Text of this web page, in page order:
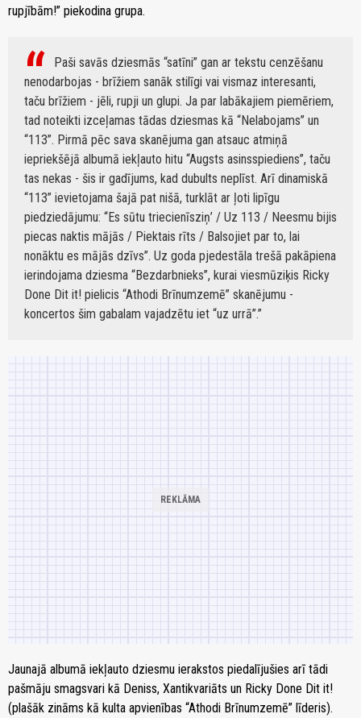
rupjībām!” piekodina grupa.
Paši savās dziesmās “satīni” gan ar tekstu cenzēšanu
nenodarbojas - brīžiem sanāk stilīgi vai vismaz interesanti,
taču brīžiem - jēli, rupji un glupi. Ja par labākajiem piemēriem,
tad noteikti izceļamas tādas dziesmas kā “Nelabojams” un
“113”. Pirmā pēc sava skanējuma gan atsauc atmiņā
iepriekšējā albumā iekļauto hitu “Augsts asinsspiediens”, taču
tas nekas - šis ir gadījums, kad dubults neplīst. Arī dinamiskā
“113” ievietojama šajā pat nišā, turklāt ar ļoti lipīgu
piedziedājumu: “Es sūtu triecienīsziņ’ / Uz 113 / Neesmu bijis
piecas naktis mājās / Piektais rīts / Balsojiet par to, lai
nonāktu es mājās dzīvs”. Uz goda pjedestāla trešā pakāpiena
ierindojama dziesma “Bezdarbnieks”, kurai viesmūziķis Ricky
Done Dit it! pielicis “Athodi Brīnumzemē” skanējumu -
koncertos šim gabalam vajadzētu iet “uz urrā”.
Jaunajā albumā iekļauto dziesmu ierakstos piedalījušies arī tādi
pašmāju smagsvari kā Deniss, Xantikvariāts un Ricky Done Dit it!
(plašāk zināms kā kulta apvienības “Athodi Brīnumzemē” līderis).